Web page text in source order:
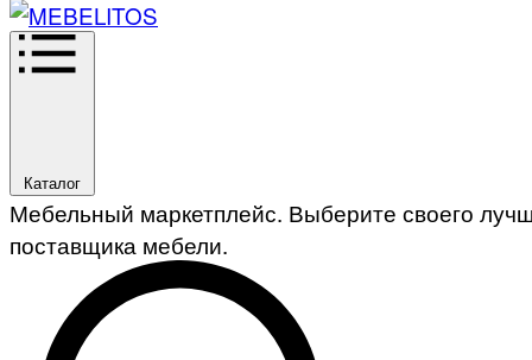
Каталог
Мебельный маркетплейс. Выберите своего
поставщика мебели.